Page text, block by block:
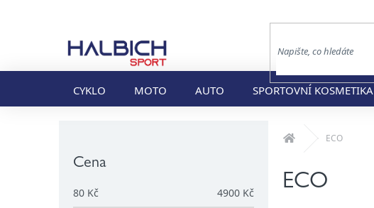
CYKLO MOTO AUTO SPORTOVNÍ KOSMETIKA
Cena
80 Kč 4900 Kč
Domů ECO
ECO